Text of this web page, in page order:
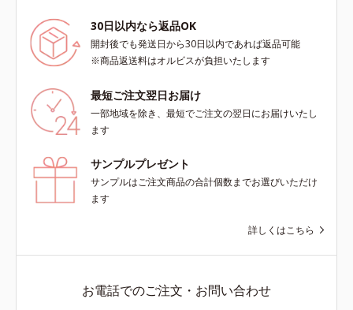
30日以内なら返品OK
開封後でも発送日から30日以内であれば返品可能
※商品返送料はオルビスが負担いたします
最短ご注文翌日お届け
一部地域を除き、最短でご注文の翌日にお届けいたし
ます
サンプルプレゼント
サンプルはご注文商品の合計個数までお選びいただけ
ます
詳しくはこちら
お電話でのご注文・お問い合わせ